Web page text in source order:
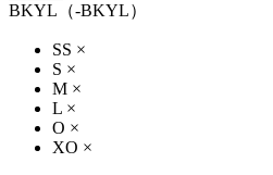
BKYL（-BKYL）
SS ×
S ×
M ×
L ×
O ×
XO ×